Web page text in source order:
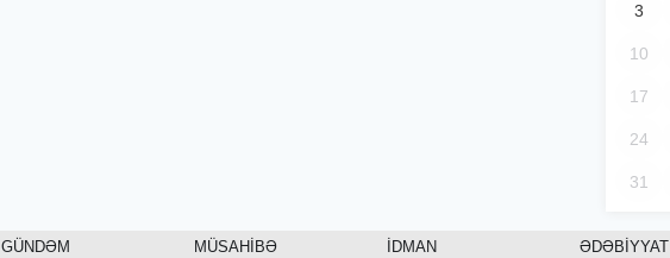
3
10
17
24
31
GÜNDƏM MÜSAHİBƏ İDMAN ƏDƏBİYYAT